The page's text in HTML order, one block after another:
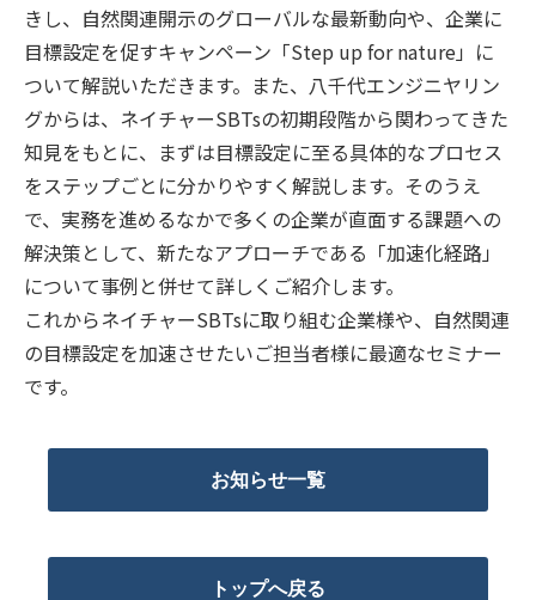
きし、自然関連開示のグローバルな最新動向や、企業に
目標設定を促すキャンペーン「Step up for nature」に
ついて解説いただきます。また、八千代エンジニヤリン
グからは、ネイチャーSBTsの初期段階から関わってきた
知見をもとに、まずは目標設定に至る具体的なプロセス
をステップごとに分かりやすく解説します。そのうえ
で、実務を進めるなかで多くの企業が直面する課題への
解決策として、新たなアプローチである「加速化経路」
について事例と併せて詳しくご紹介します。
これからネイチャーSBTsに取り組む企業様や、自然関連
の目標設定を加速させたいご担当者様に最適なセミナー
です。
お知らせ一覧
トップへ戻る